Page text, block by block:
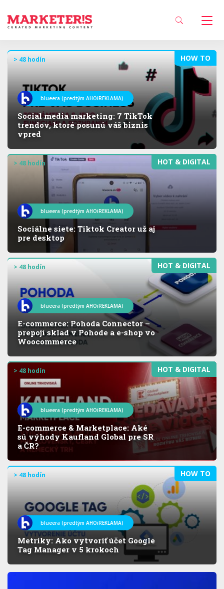
HOW TO
> 48 hodín
blueera (predtým AHOiREKLAMA)
Social media marketing: 7 TikTok
trendov, ktoré posunú váš biznis
vpred
HOT & DIGITAL
> 48 hodín
blueera (predtým AHOiREKLAMA)
Sociálne siete: Tiktok Creator už aj
pre desktop
HOT & DIGITAL
> 48 hodín
blueera (predtým AHOiREKLAMA)
E-commerce: Pohoda Connector –
prepojí sklad v Pohode a e-shop vo
Woocommerce
HOT & DIGITAL
> 48 hodín
blueera (predtým AHOiREKLAMA)
E-commerce & Marketplace: Aké
sú výhody Kaufland Global pre SR
a ČR?
HOW TO
> 48 hodín
blueera (predtým AHOiREKLAMA)
Metriky: Ako vytvoriť účet Google
Tag Manager v 5 krokoch